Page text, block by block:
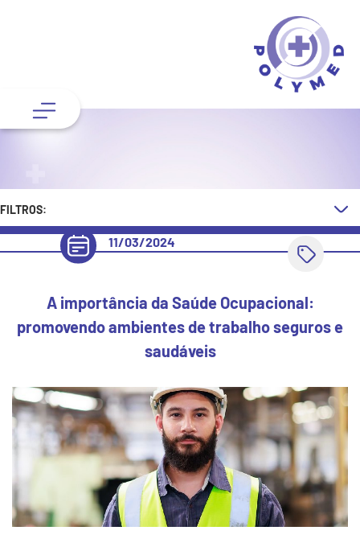
FILTROS:
11/03/2024
A importância da Saúde Ocupacional:
promovendo ambientes de trabalho seguros e
saudáveis